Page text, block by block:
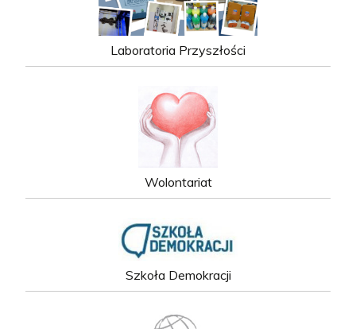
Laboratoria Przyszłości
Wolontariat
Szkoła Demokracji